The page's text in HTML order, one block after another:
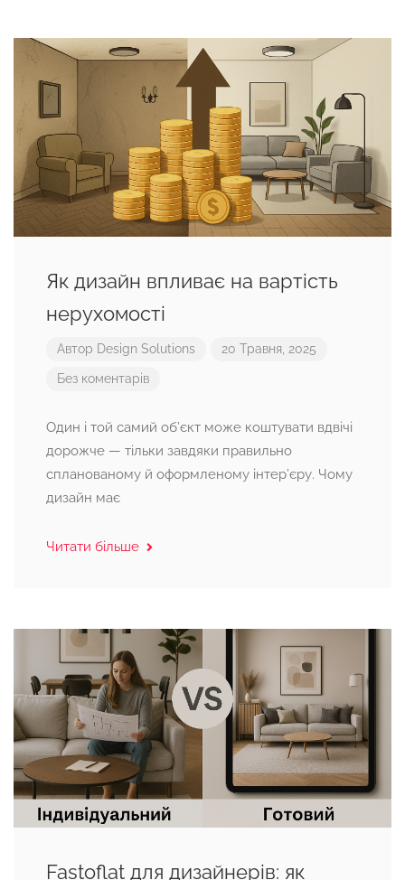
Як дизайн впливає на вартість
нерухомості
Автор Design Solutions 20 Травня, 2025
Без коментарів
Один і той самий об’єкт може коштувати вдвічі
дорожче — тільки завдяки правильно
спланованому й оформленому інтер’єру. Чому
дизайн має
Читати більше
Fastoflat для дизайнерів: як